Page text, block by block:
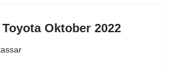
Oktober 2022